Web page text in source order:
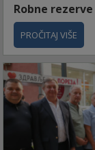
Robne
PROČITAJ VIŠE